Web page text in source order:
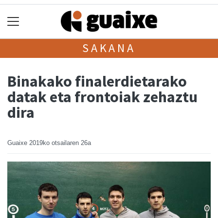
SAKANA
Binakako finalerdietarako
datak eta frontoiak zehaztu
dira
Guaixe 2019ko otsailaren 26a